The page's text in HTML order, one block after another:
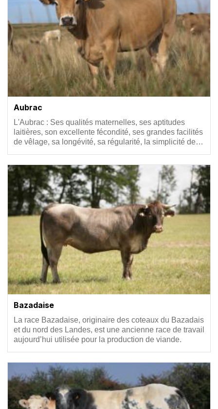
Aubrac
Résumé
L'Aubrac : Ses qualités maternelles, ses aptitudes
laitières, son excellente fécondité, ses grandes facilités
de vêlage, sa longévité, sa régularité, la simplicité de…
Vignette
Bazadaise
Résumé
La race Bazadaise, originaire des coteaux du Bazadais
et du nord des Landes, est une ancienne race de travail
aujourd’hui utilisée pour la production de viande.
Vignette